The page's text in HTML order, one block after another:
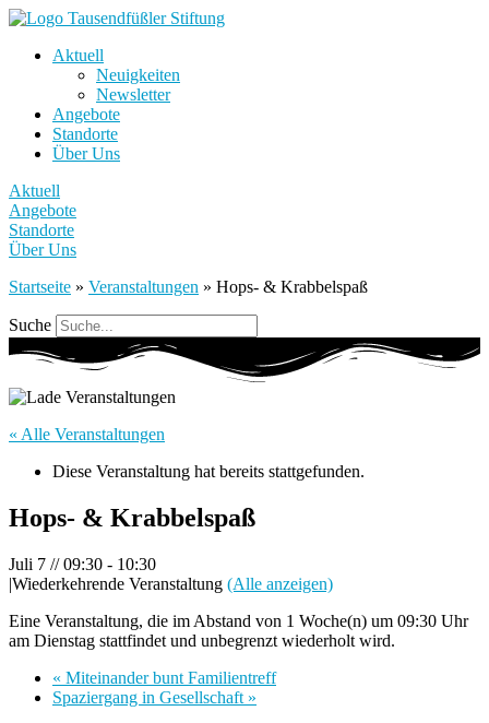
Aktuell
Neuigkeiten
Newsletter
Angebote
Standorte
Über Uns
Aktuell
Angebote
Standorte
Über Uns
Startseite » Veranstaltungen » Hops- & Krabbelspaß
Suche
« Alle Veranstaltungen
Diese Veranstaltung hat bereits stattgefunden.
Hops- & Krabbelspaß
Juli 7 // 09:30 - 10:30
|Wiederkehrende Veranstaltung (Alle anzeigen)
Eine Veranstaltung, die im Abstand von 1 Woche(n) um 09:30 Uhr
am Dienstag stattfindet und unbegrenzt wiederholt wird.
« Miteinander bunt Familientreff
Spaziergang in Gesellschaft »